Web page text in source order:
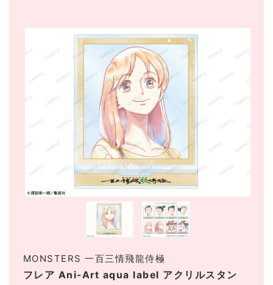
フレア Ani-Art aqua label アクリルスタン
MONSTERS 一百三情飛龍侍極